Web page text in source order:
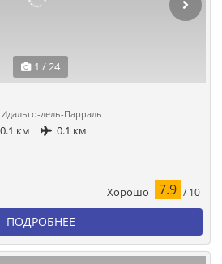
1 / 24
дель-Парраль
0.1 км
0.1 км
Хорошо 7.9 / 10
ПОДРОБНЕЕ